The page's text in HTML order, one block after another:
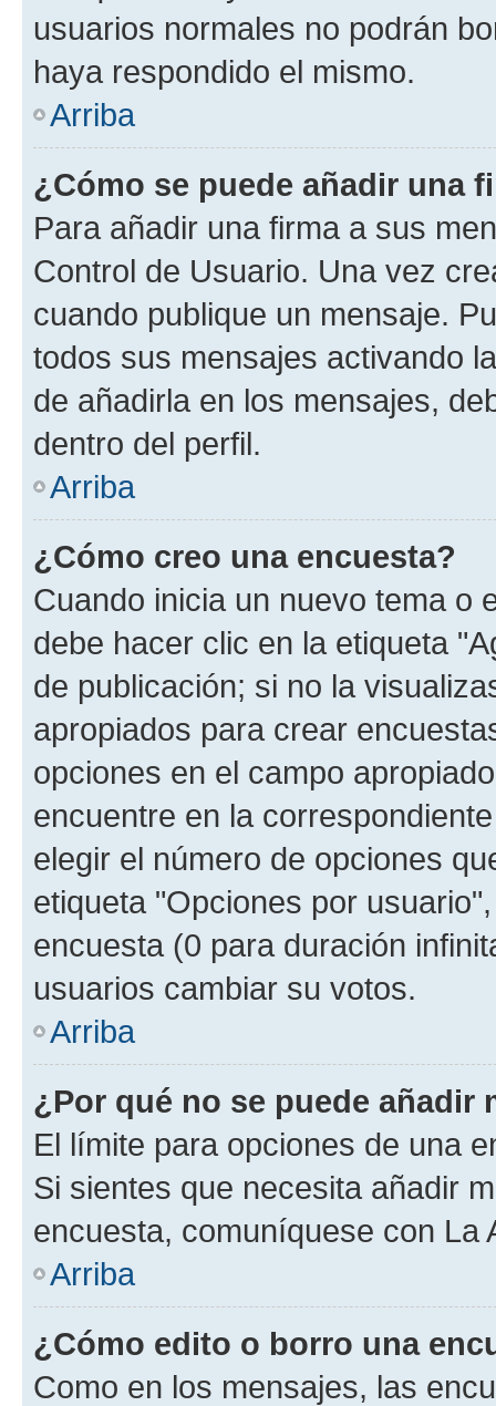
usuarios normales no podrán
haya respondido el mismo.
Arriba
¿Cómo se puede añadir una
Para añadir una firma a sus
Control de Usuario. Una vez
cuando publique un mensaje.
todos sus mensajes activando
de añadirla en los mensajes,
dentro del perfil.
Arriba
¿Cómo creo una encuesta?
Cuando inicia un nuevo tema o
debe hacer clic en la etiqueta
de publicación; si no la
apropiados para crear
opciones en el campo
encuentre en la
elegir el número de opciones
etiqueta "Opciones por
encuesta (0 para duración
usuarios cambiar su votos.
Arriba
¿Por qué no se puede añadir
El límite para opciones de una
Si sientes que necesita añadir
encuesta, comuníquese con La
Arriba
¿Cómo edito o borro una
Como en los mensajes, las